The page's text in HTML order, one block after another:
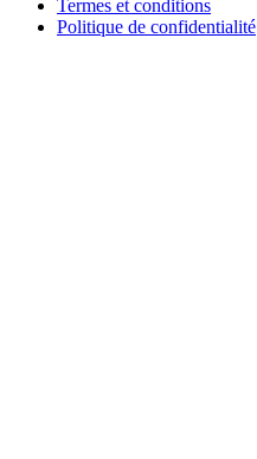
Termes et conditions
Politique de confidentialité